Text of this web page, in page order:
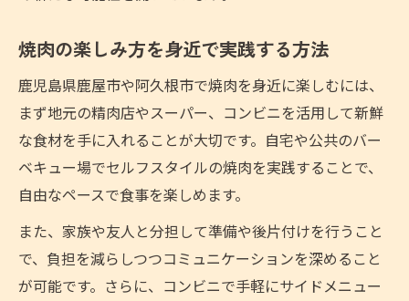
焼肉の楽しみ方を身近で実践する方法
鹿児島県鹿屋市や阿久根市で焼肉を身近に楽しむには、
まず地元の精肉店やスーパー、コンビニを活用して新鮮
な食材を手に入れることが大切です。自宅や公共のバー
ベキュー場でセルフスタイルの焼肉を実践することで、
自由なペースで食事を楽しめます。
また、家族や友人と分担して準備や後片付けを行うこと
で、負担を減らしつつコミュニケーションを深めること
が可能です。さらに、コンビニで手軽にサイドメニュー